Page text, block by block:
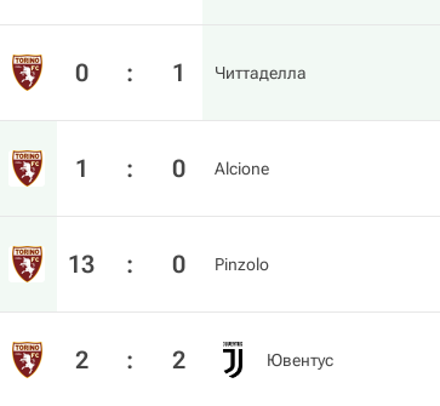
0 : 1 Читтаделла
1 : 0 Alcione
13 : 0 Pinzolo
2 : 2 Ювентус